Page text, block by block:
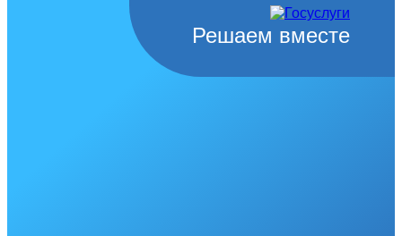
Решаем вместе